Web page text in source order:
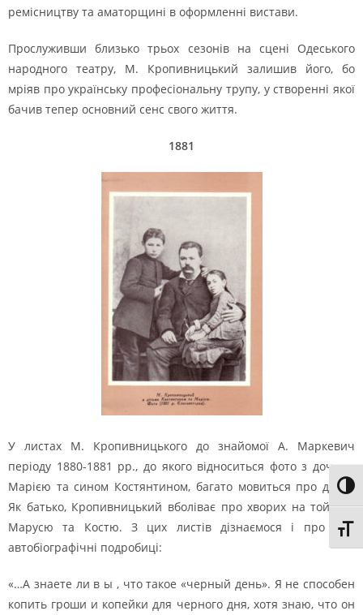
ремісництву та аматорщині в оформленні вистави.
Прослуживши близько трьох сезонів на сцені Одеського
народного театру, М. Кропивницький залишив його, бо
мріяв про українську професіональну трупу, у створенні якої
бачив тепер основний сенс свого життя.
1881
У листах М. Кропивницького до знайомої А. Маркевич
періоду 1880-1881 рр., до якого відноситься фото з дочкою
Марією та сином Костянтином, багато мовиться про дітей.
Як батько, Кропивницький вболіває про хворих на той час
Марусю та Костю. З цих листів дізнаємося і про такі
автобіографічні подробиці:
«…А знаете ли в ы , что такое «черный день». Я не способен
копить гроши и копейки для черного дня, хотя знаю, что он